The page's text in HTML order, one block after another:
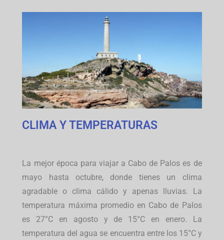
CLIMA Y TEMPERATURAS
La mejor época para viajar a Cabo de Palos es de
mayo hasta octubre, donde tienes un clima
agradable o clima cálido y apenas lluvias. La
temperatura máxima promedio en Cabo de Palos
es 27°C en agosto y de 15°C en enero. La
temperatura del agua se encuentra entre los 15°C y